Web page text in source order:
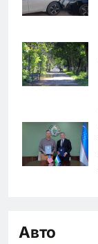
Авто